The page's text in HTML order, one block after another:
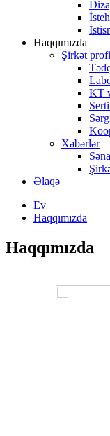
Haqqımızda
Şirkət
KT
Xəbərlər
Əlaqə
Ev
Haqqımızda
Haqqımızda